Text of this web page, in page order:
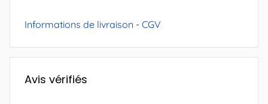
Informations de livraison - CGV
Avis vérifiés